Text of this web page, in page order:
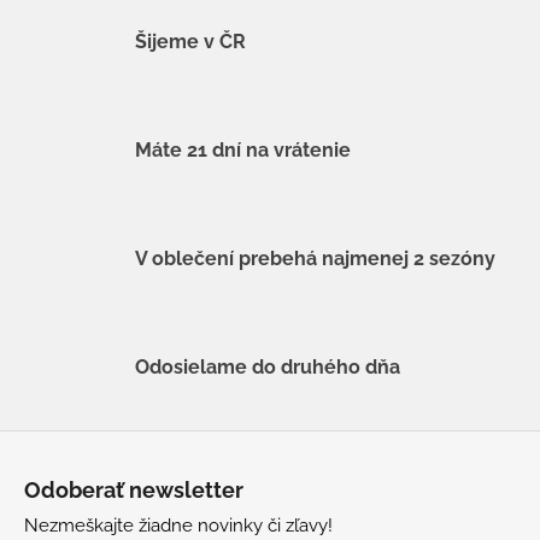
Šijeme v ČR
Máte 21 dní na vrátenie
V oblečení prebehá najmenej 2 sezóny
Odosielame do druhého dňa
Odoberať newsletter
Nezmeškajte žiadne novinky či zľavy!